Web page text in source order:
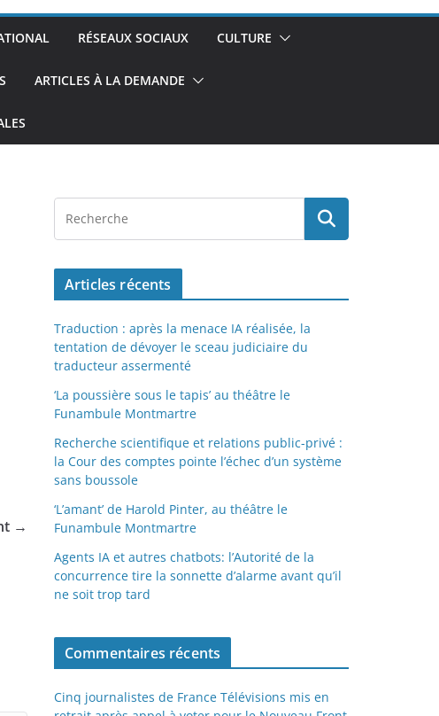
RÉSEAUX SOCIAUX CULTURE
ARTICLES À LA DEMANDE
→
Articles récents
Traduction : après la menace IA réalisée, la
tentation de dévoyer le sceau judiciaire du
traducteur assermenté
‘La poussière sous le tapis’ au théâtre le
Funambule Montmartre
Recherche scientifique et relations public-privé :
la Cour des comptes pointe l’échec d’un système
sans boussole
‘L’amant’ de Harold Pinter, au théâtre le
Funambule Montmartre
Agents IA et autres chatbots: l’Autorité de la
concurrence tire la sonnette d’alarme avant qu’il
ne soit trop tard
Commentaires récents
Cinq journalistes de France Télévisions mis en